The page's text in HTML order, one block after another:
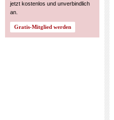
jetzt kostenlos und unverbindlich
an.